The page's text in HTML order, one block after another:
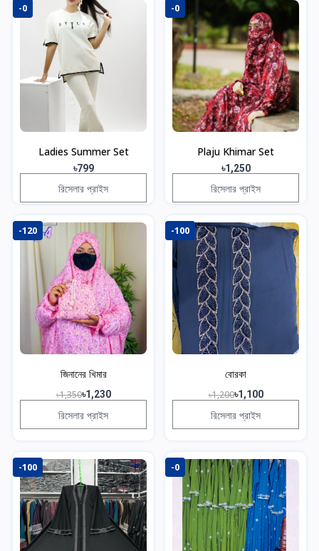
-0
Ladies Summer Set
৳799
রিসেলার প্রাইস
-0
Plaju Khimar Set
৳1,250
রিসেলার প্রাইস
-120
জিনানের খিমার
৳1,350৳1,230
রিসেলার প্রাইস
-100
বোরকা
৳1,200৳1,100
রিসেলার প্রাইস
-100 -0